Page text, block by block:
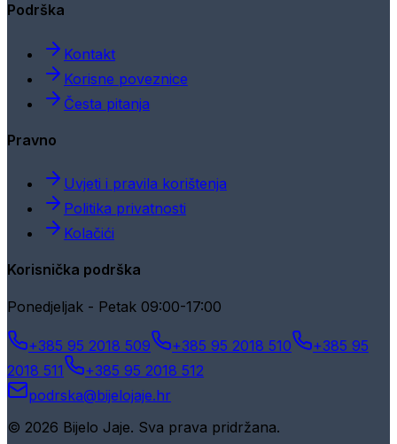
Podrška
Kontakt
Korisne poveznice
Česta pitanja
Pravno
Uvjeti i pravila korištenja
Politika privatnosti
Kolačići
Korisnička podrška
Ponedjeljak - Petak 09:00-17:00
+385 95 2018 509 +385 95 2018 510
+385 95
2018 511
+385 95 2018 512
podrska@bijelojaje.hr
© 2026 Bijelo Jaje. Sva prava pridržana.